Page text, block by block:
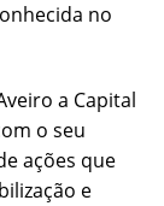
no
a Capital
o seu
ações que
e